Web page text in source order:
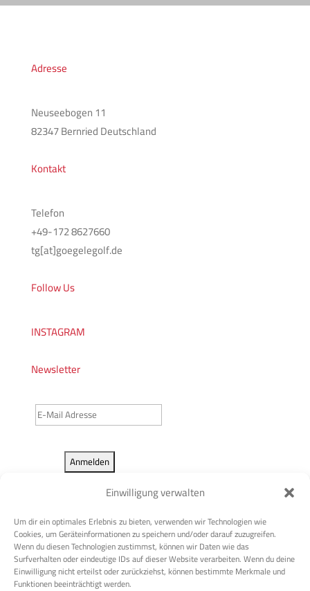
Einwilligung verwalten
Um dir ein optimales Erlebnis zu bieten, verwenden wir Technologien wie
Cookies, um Geräteinformationen zu speichern und/oder darauf zuzugreifen.
Wenn du diesen Technologien zustimmst, können wir Daten wie das
Surfverhalten oder eindeutige IDs auf dieser Website verarbeiten. Wenn du deine
Einwilligung nicht erteilst oder zurückziehst, können bestimmte Merkmale und
Funktionen beeinträchtigt werden.
Adresse
Neuseebogen 11
82347 Bernried Deutschland
Kontakt
Telefon
+49-172 8627660
tg[at]goegelegolf.de
Follow Us
INSTAGRAM
Newsletter